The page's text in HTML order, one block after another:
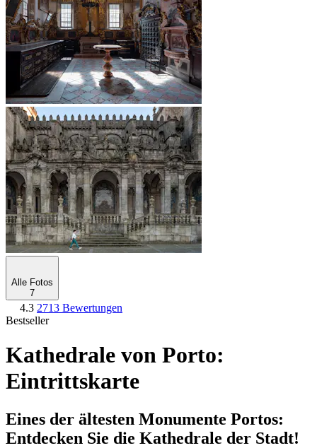
Alle Fotos
7
4.3 2713 Bewertungen
Bestseller
Kathedrale von Porto:
Eintrittskarte
Eines der ältesten Monumente Portos:
Entdecken Sie die Kathedrale der Stadt!